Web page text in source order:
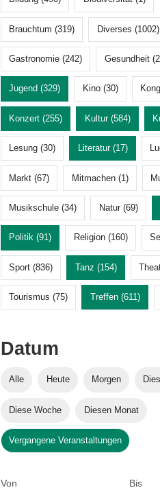
Brauchtum (319) Diverses (1002)
Gastronomie (242) Gesundheit
Jugend (329) Kino (30)
Konzert (255) Kultur (584)
Lesung (30) Literatur (17)
Markt (67) Mitmachen (1)
Musikschule (34) Natur (69)
Politik (91) Religion (160)
Sport (836) Tanz (154)
Tourismus (75) Treffen (611)
Datum
Alle Heute Morgen
Diese Woche Diesen Monat
Vergangene Veranstaltungen
Von Bis